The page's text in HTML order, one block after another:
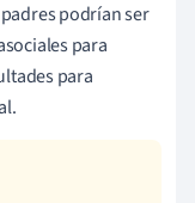
podrían ser
para
para